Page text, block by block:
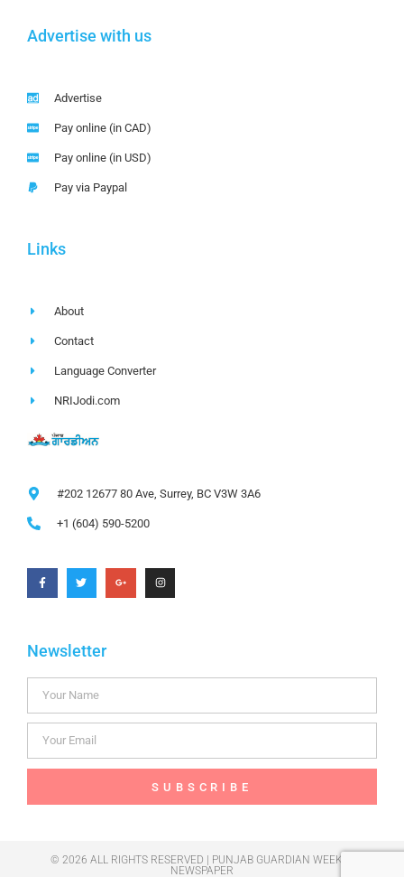
Advertise with us
Advertise
Pay online (in CAD)
Pay online (in USD)
Pay via Paypal
Links
About
Contact
Language Converter
NRIJodi.com
#202 12677 80 Ave, Surrey, BC V3W 3A6
+1 (604) 590-5200
Newsletter
SUBSCRIBE
© 2026 ALL RIGHTS RESERVED | PUNJAB GUARDIAN WEEKLY
NEWSPAPER